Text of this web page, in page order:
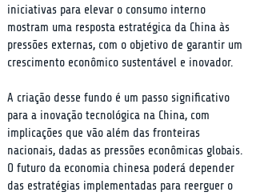
iniciativas para elevar o consumo interno
mostram uma resposta estratégica da China às
pressões externas, com o objetivo de garantir um
crescimento econômico sustentável e inovador.
A criação desse fundo é um passo significativo
para a inovação tecnológica na China, com
implicações que vão além das fronteiras
nacionais, dadas as pressões econômicas globais.
O futuro da economia chinesa poderá depender
das estratégias implementadas para reerguer o